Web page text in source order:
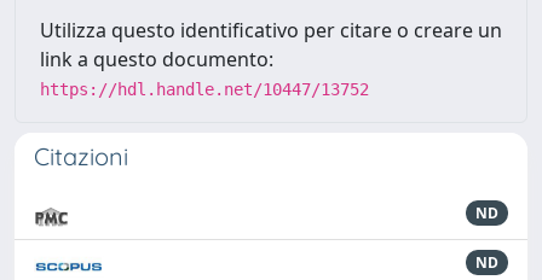
Utilizza questo identificativo per citare o creare un
link a questo documento:
https://hdl.handle.net/10447/13752
Citazioni
ND
ND